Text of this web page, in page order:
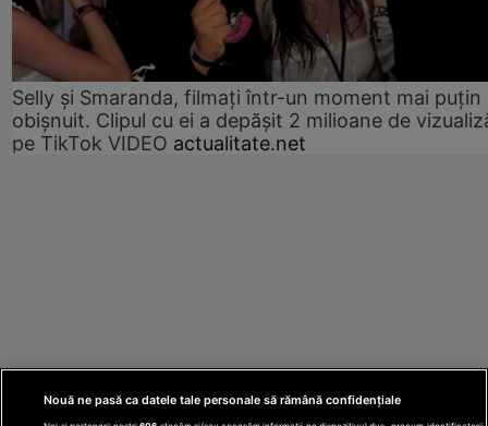
Selly și Smaranda, filmați într-un moment mai puțin
obișnuit. Clipul cu ei a depășit 2 milioane de
pe TikTok VIDEO actualitate.net
Nouă ne pasă ca datele tale personale să rămână confidențiale